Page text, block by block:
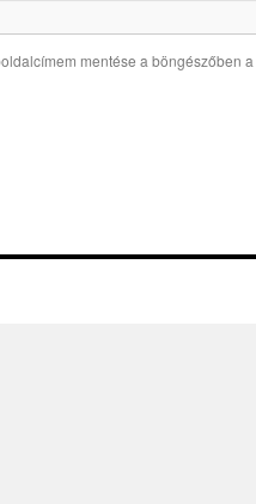
mentése a böngészőben